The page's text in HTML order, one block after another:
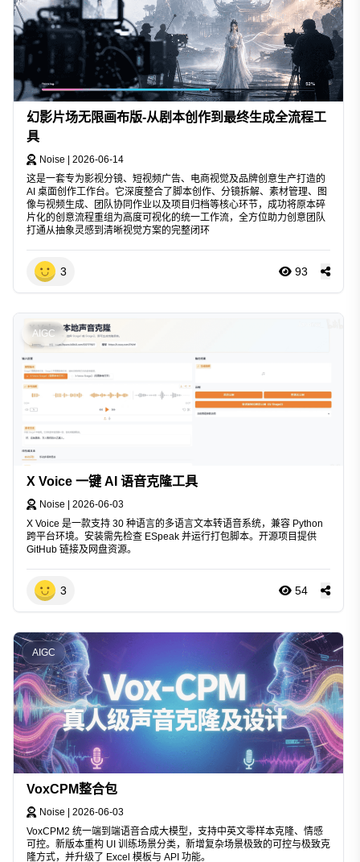
幻影片场无限画布版-从剧本创作到最终生成全流程工
具
Noise
2026-06-14
这是一套专为影视分镜、短视频广告、电商视觉及品牌创意生产打造的
AI 桌面创作工作台。它深度整合了脚本创作、分镜拆解、素材管理、图
像与视频生成、团队协同作业以及项目归档等核心环节，成功将原本碎
片化的创意流程重组为高度可视化的统一工作流，全方位助力创意团队
打通从抽象灵感到清晰视觉方案的完整闭环
3 93
AIGC
X Voice 一键 AI 语音克隆工具
Noise
2026-06-03
X Voice 是一款支持 30 种语言的多语言文本转语音系统，兼容 Python
跨平台环境。安装需先检查 ESpeak 并运行打包脚本。开源项目提供
GitHub 链接及网盘资源。
3 54
AIGC
VoxCPM整合包
Noise
2026-06-03
VoxCPM2 统一端到端语音合成大模型，支持中英文零样本克隆、情感
可控。新版本重构 UI 训练场景分类，新增复杂场景极致的可控与极致克
隆方式，并升级了 Excel 模板与 API 功能。